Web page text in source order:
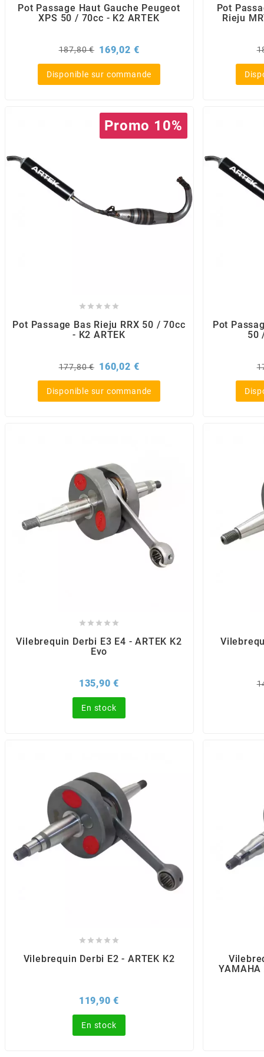
AXWIN
BARIKIT
BETA MOTOS
BETA RACING
BIDALOT
BOUCHET ENGINEERING
BUZZETTI
CHAMPION
CHARVIN
CHOK
CONTI
COOCASE
CST TIRES
Pot Passage Haut Gauche Peugeot
XPS 50 / 70cc - K2 ARTEK
Prix
187,80 € 169,02 €Prix
Disponible sur commande
Pot
Rieju
Promo 10%
    
Pot Passage Bas Rieju RRX 50 / 70cc
- K2 ARTEK
Prix
177,80 € 160,02 €Prix
Disponible sur commande
Pot
50
    
Vilebrequin Derbi E3 E4 - ARTEK K2
Evo
135,90 €
En stock
    
Vilebrequin Derbi E2 - ARTEK K2
119,90 €
En stock
YAMAHA